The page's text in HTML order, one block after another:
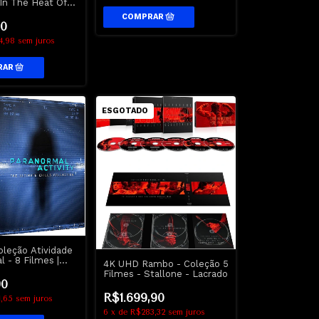
The Heat Of
sem juros
Atividade
- 8 Filmes |
Collection
sem juros
ESGOTADO
4K UHD Rambo - Coleção 5
Filmes - Stallone - Lacrado
R$1.699,90
6 x de R$283,32 sem juros